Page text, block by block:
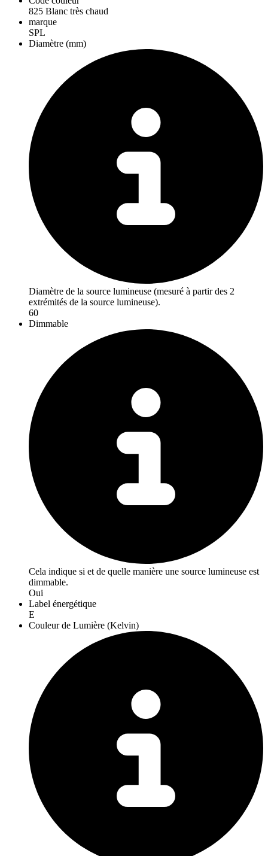
825 Blanc très chaud
marque
SPL
Diamètre (mm)
Diamètre de la source lumineuse (mesuré à partir des 2
extrémités de la source lumineuse).
60
Dimmable
Cela indique si et de quelle manière une source lumineuse est
dimmable.
Oui
Label énergétique
E
Couleur de Lumière (Kelvin)